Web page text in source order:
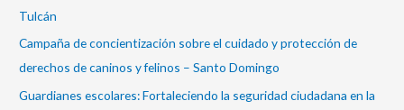
Tulcán
Campaña de concientización sobre el cuidado y protección de
derechos de caninos y felinos – Santo Domingo
Guardianes escolares: Fortaleciendo la seguridad ciudadana en la